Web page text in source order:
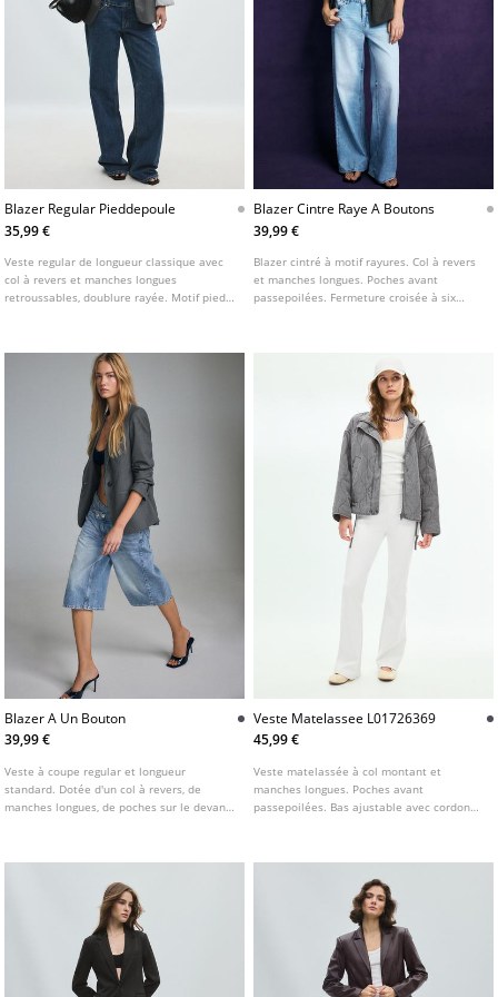
Blazer Regular Pieddepoule
35,99 €
Veste regular de longueur classique avec
col à revers et manches longues
retroussables, doublure rayée. Motif pied-
Blazer Cintre Raye A Boutons
39,99 €
Blazer cintré à motif rayures. Col à revers
et manches longues. Poches avant
passepoilées. Fermeture croisée à six
Blazer A Un Bouton
39,99 €
Veste à coupe regular et longueur
standard. Dotée d'un col à revers, de
manches longues, de poches sur le devant
Veste Matelassee L01726369
45,99 €
Veste matelassée à col montant et
manches longues. Poches avant
passepoilées. Bas ajustable avec cordons.
plusieurs couleurs.